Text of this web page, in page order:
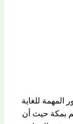
للغاية
بمكة حيث أن